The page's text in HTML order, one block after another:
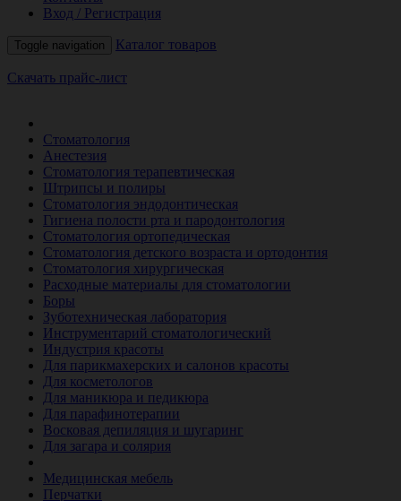
Вход / Регистрация
Toggle navigation Каталог товаров
Скачать прайс-лист
Стоматология
Анестезия
Стоматология терапевтическая
Штрипсы и полиры
Стоматология эндодонтическая
Гигиена полости рта и пародонтология
Стоматология ортопедическая
Стоматология детского возраста и ортодонтия
Стоматология хирургическая
Расходные материалы для стоматологии
Боры
Зуботехническая лаборатория
Инструментарий стоматологический
Индустрия красоты
Для парикмахерских и салонов красоты
Для косметологов
Для маникюра и педикюра
Для парафинотерапии
Восковая депиляция и шугаринг
Для загара и солярия
Медицинская мебель
Перчатки